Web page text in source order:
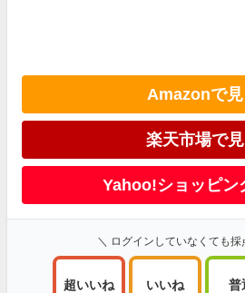
Amazonで
楽天市場で
Yahoo!ショッピン
＼ ログインしていなくても採
超いいね いいね 普